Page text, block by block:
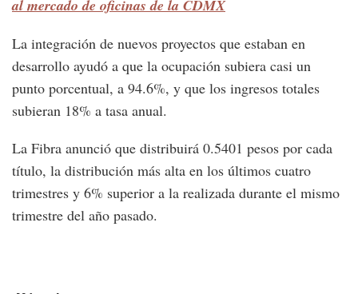
al mercado de oficinas de la CDMX
La integración de nuevos proyectos que estaban en
desarrollo ayudó a que la ocupación subiera casi un
punto porcentual, a 94.6%, y que los ingresos totales
subieran 18% a tasa anual.
La Fibra anunció que distribuirá 0.5401 pesos por cada
título, la distribución más alta en los últimos cuatro
trimestres y 6% superior a la realizada durante el mismo
trimestre del año pasado.